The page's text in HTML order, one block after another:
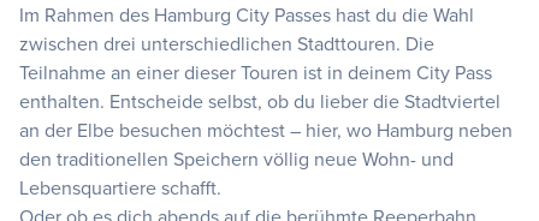
Im Rahmen des Hamburg City Passes hast du die Wahl
zwischen drei unterschiedlichen Stadttouren. Die
Teilnahme an einer dieser Touren ist in deinem City Pass
enthalten. Entscheide selbst, ob du lieber die Stadtviertel
an der Elbe besuchen möchtest – hier, wo Hamburg neben
den traditionellen Speichern völlig neue Wohn- und
Lebensquartiere schafft.